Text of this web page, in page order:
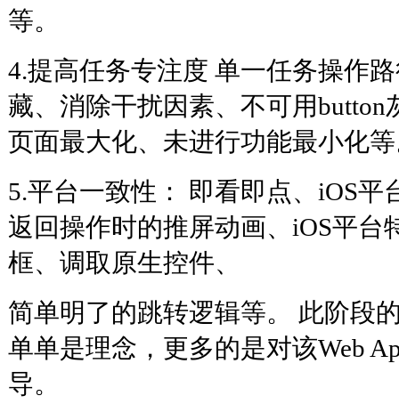
等。
4.提高任务专注度 单一任务操作
藏、消除干扰因素、不可用button
页面最大化、未进行功能最小化
5.平台一致性： 即看即点、iOS平
返回操作时的推屏动画、iOS平台
框、调取原生控件、
简单明了的跳转逻辑等。 此阶段
单单是理念，更多的是对该Web
导。